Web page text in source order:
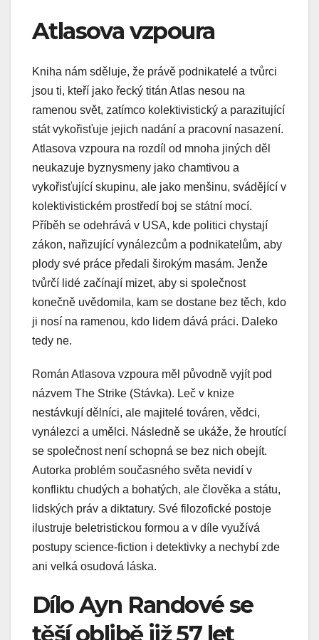
Atlasova vzpoura
Kniha nám sděluje, že právě podnikatelé a tvůrci
jsou ti, kteří jako řecký titán Atlas nesou na
ramenou svět, zatímco kolektivistický a parazitující
stát vykořisťuje jejich nadání a pracovní nasazení.
Atlasova vzpoura na rozdíl od mnoha jiných děl
neukazuje byznysmeny jako chamtivou a
vykořisťující skupinu, ale jako menšinu, svádějící v
kolektivistickém prostředí boj se státní mocí.
Příběh se odehrává v USA, kde politici chystají
zákon, nařizující vynálezcům a podnikatelům, aby
plody své práce předali širokým masám. Jenže
tvůrčí lidé začínají mizet, aby si společnost
konečně uvědomila, kam se dostane bez těch, kdo
ji nosí na ramenou, kdo lidem dává práci. Daleko
tedy ne.
Román Atlasova vzpoura měl původně vyjít pod
názvem The Strike (Stávka). Leč v knize
nestávkují dělníci, ale majitelé továren, vědci,
vynálezci a umělci. Následně se ukáže, že hroutící
se společnost není schopná se bez nich obejít.
Autorka problém současného světa nevidí v
konfliktu chudých a bohatých, ale člověka a státu,
lidských práv a diktatury. Své filozofické postoje
ilustruje beletristickou formou a v díle využívá
postupy science-fiction i detektivky a nechybí zde
ani velká osudová láska.
Dílo Ayn Randové se
těší oblibě již 57 let